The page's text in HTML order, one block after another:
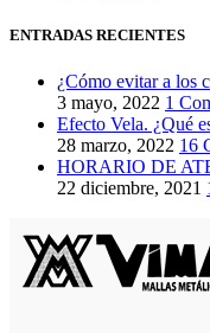
ENTRADAS RECIENTES
¿Cómo evitar a los
3 mayo, 2022 1
Efecto Vela. ¿Qué
28 marzo, 2022 16
HORARIO DE
22 diciembre, 2021